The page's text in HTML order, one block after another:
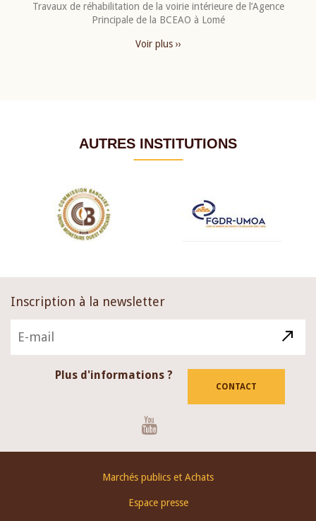
Travaux de réhabilitation de la voirie intérieure de l’Agence
Principale de la BCEAO à Lomé
Voir plus ››
AUTRES INSTITUTIONS
Inscription à la newsletter
Plus d'informations ?
CONTACT
Marchés publics et Achats
Espace presse